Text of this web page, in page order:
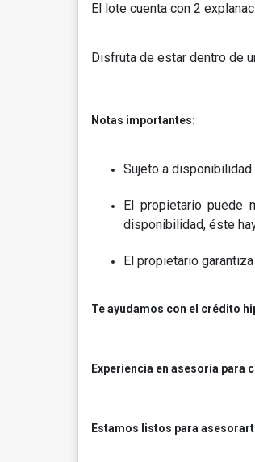
El lote cuenta con 2
Disfruta de estar dentro de
Notas importantes:
Sujeto a disponibilidad.
El propietario puede
disponibilidad, éste
El propietario
Te ayudamos con el crédito
Experiencia en asesoría para
Estamos listos para